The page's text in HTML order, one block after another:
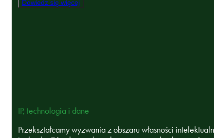
Dowiedz się więcej
IP, technologia i dane
Przekształcamy wyzwania z obszaru własności